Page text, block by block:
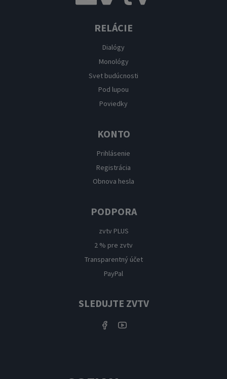
RELÁCIE
Dialógy
Monológy
Svet budúcnosti
Pod lupou
Poviedky
KONTO
Prihlásenie
Registrácia
Obnova hesla
PODPORA
zvtv PLUS
2 % pre zvtv
Transparentný účet
PayPal
SLEDUJTE ZVTV